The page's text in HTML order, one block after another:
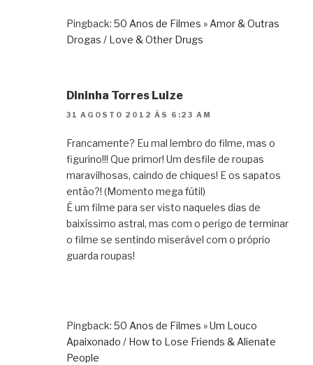
Pingback: 50 Anos de Filmes » Amor & Outras
Drogas / Love & Other Drugs
Dininha Torres Luize
31 AGOSTO 2012 ÀS 6:23 AM
Francamente? Eu mal lembro do filme, mas o
figurino!!! Que primor! Um desfile de roupas
maravilhosas, caindo de chiques! E os sapatos
então?! (Momento mega fútil)
É um filme para ser visto naqueles dias de
baixíssimo astral, mas com o perigo de terminar
o filme se sentindo miserável com o próprio
guarda roupas!
Pingback: 50 Anos de Filmes » Um Louco
Apaixonado / How to Lose Friends & Alienate
People